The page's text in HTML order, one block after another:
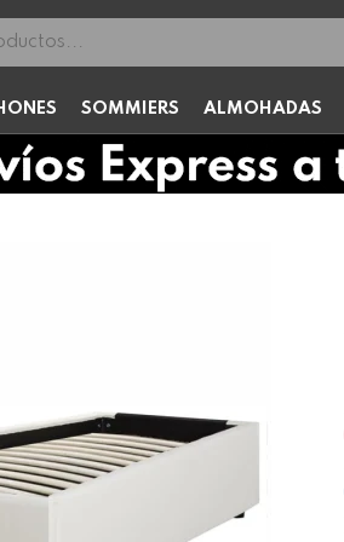
SOMMIERS ALMOHADAS